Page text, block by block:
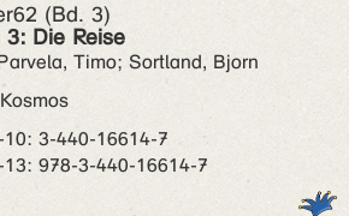
(Bd. 3)
3: Die Reise
Timo; Sortland, Bjorn
3-440-16614-7
978-3-440-16614-7